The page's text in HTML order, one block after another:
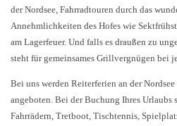
der Nordsee, Fahrradtouren durch das
Annehmlichkeiten des Hofes wie
am Lagerfeuer. Und falls es draußen zu
steht für gemeinsames Grillvergnügen bei
Bei uns werden Reiterferien an der
angeboten. Bei der Buchung Ihres
Fahrrädern, Tretboot, Tischtennis,